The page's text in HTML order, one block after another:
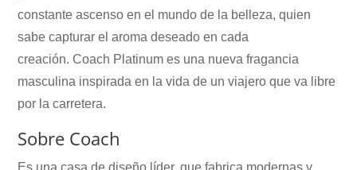
constante ascenso en el mundo de la belleza, quien
sabe capturar el aroma deseado en cada
creación. Coach Platinum es una nueva fragancia
masculina inspirada en la vida de un viajero que va libre
por la carretera.
Sobre Coach
Es una casa de diseño líder, que fabrica modernas y